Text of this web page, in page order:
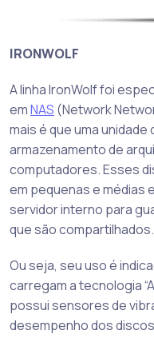
IRONWOLF
A linha IronWolf foi
emNAS (Network
mais é que uma
armazenamento de
computadores. Esses
em pequenas e médias
servidor interno para
que são compartilhados.
Ou seja, seu uso é
carregam a tecnologia
possui sensores de
desempenho dos